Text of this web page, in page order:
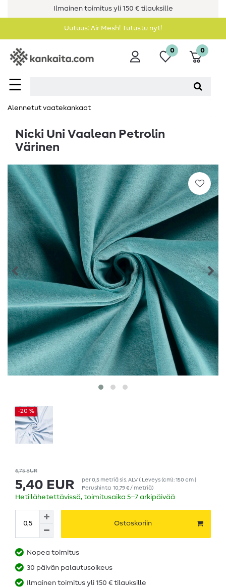
Ilmainen toimitus yli 150 € tilauksille
Uutuus: Air Mesh! Tutustu nyt!
☰
0 0
Alennetut vaatekankaat
Nicki Uni Vaalean Petrolin
Värinen
-20 %
6,75 EUR
5,40 EUR per0,5 metriäsis. ALV( Leveys (cm): 150 cm |
Perushinta 10,79 € / metriä)
Heti lähetettävissä, toimitusaika 5–7 arkipäivää
Ostoskoriin
Nopea toimitus
30 päivän palautusoikeus
Ilmainen toimitus yli 150 € tilauksille